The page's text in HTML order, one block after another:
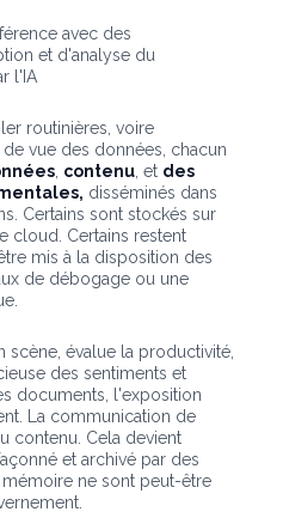
avec des
et d'analyse du
l'IA
routinières, voire
vue des données, chacun
contenu , et des
disséminés dans
Certains sont stockés sur
cloud. Certains restent
mis à la disposition des
de débogage ou une
scène, évalue la productivité,
des sentiments et
documents, l'exposition
La communication de
contenu. Cela devient
façonné et archivé par des
ne sont peut-être